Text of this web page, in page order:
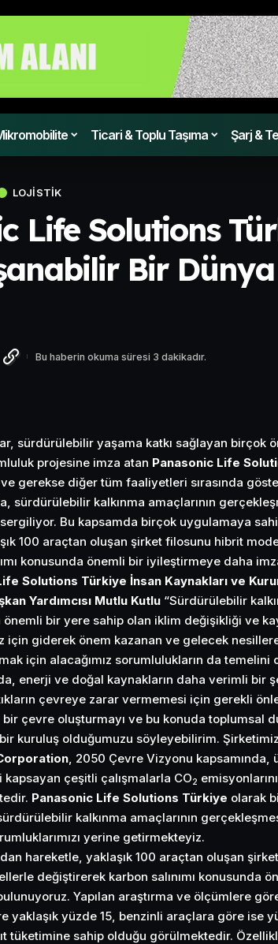
Ticari & Toplu Taşıma Şarj &
LOJISTIK
Life Solutions
Bir
Bu haberin okuma süresi 3 dakikadır.
sürdürülebilir yaşama katkı sağlayan birçok
projesine imza atan Panasonic Life
gerekse diğer tüm faaliyetleri sırasında
sürdürülebilir kalkınma amaçlarının
Bu kapsamda birçok uygulamaya
100 araçtan oluşan şirket filosunu hibrit
konusunda önemli bir iyileştirmeye daha
Solutions Türkiye İnsan Kaynakları ve
Yardımcısı Mutlu Kutlu “Sürdürülebilir
önemli bir yere sahip olan iklim değişikliği ve
için giderek önem kazanan ve gelecek
için alacağımız sorumlulukların da
enerji ve doğal kaynakların daha verimli bir
çevreye zarar vermemesi için gerekli
çevre oluşturmayı ve bu konuda toplumsal
kuruluş olduğumuzu söyleyebilirim.
, 2050 Çevre Vizyonu
çeşitli çalışmalarla CO2
Panasonic Life Solutions Türkiye olarak
kalkınma amaçlarının
yerine getirmekteyiz.
hareketle, yaklaşık 100 araçtan oluşan
değiştirerek karbon salınımı konusunda
Yapılan araştırma ve ölçümlere
yaklaşık yüzde 15, benzinli araçlara göre ise
tüketimine sahip olduğu görülmektedir.